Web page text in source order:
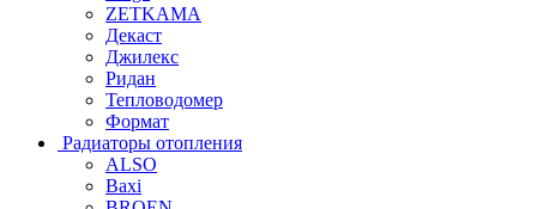
ZETKAMA
Декаст
Джилекс
Ридан
Тепловодомер
Формат
Радиаторы отопления
ALSO
Baxi